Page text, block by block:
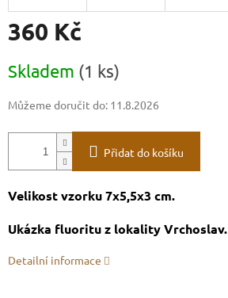
360 Kč
cena:
Skladem (1 ks)
Můžeme doručit do: 11.8.2026
Přidat do košíku
Velikost vzorku 7x5,5x3 cm.
Ukázka fluoritu z lokality Vrchoslav.
Detailní informace